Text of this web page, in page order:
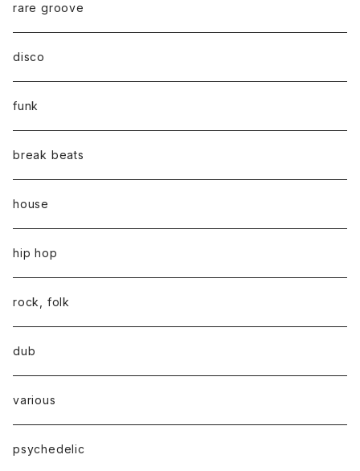
rare groove
disco
funk
break beats
house
hip hop
rock, folk
dub
various
psychedelic